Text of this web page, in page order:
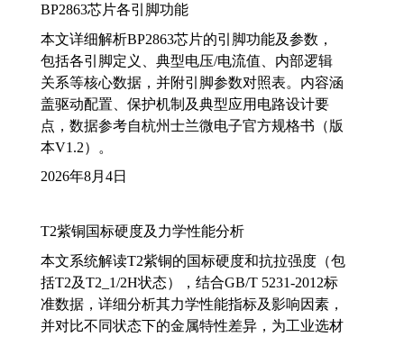
BP2863芯片各引脚功能
本文详细解析BP2863芯片的引脚功能及参数，
包括各引脚定义、典型电压/电流值、内部逻辑
关系等核心数据，并附引脚参数对照表。内容涵
盖驱动配置、保护机制及典型应用电路设计要
点，数据参考自杭州士兰微电子官方规格书（版
本V1.2）。
2026年8月4日
T2紫铜国标硬度及力学性能分析
本文系统解读T2紫铜的国标硬度和抗拉强度（包
括T2及T2_1/2H状态），结合GB/T 5231-2012标
准数据，详细分析其力学性能指标及影响因素，
并对比不同状态下的金属特性差异，为工业选材